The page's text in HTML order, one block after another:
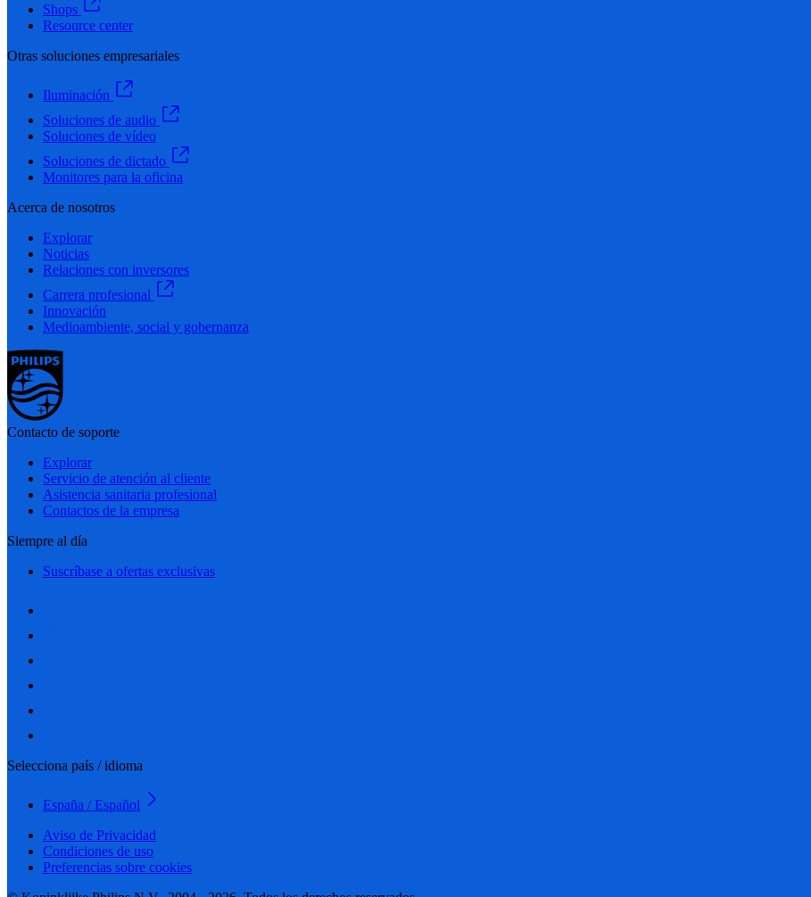
Shops
Resource center
Otras soluciones empresariales
Iluminación
Soluciones de audio
Soluciones de vídeo
Soluciones de dictado
Monitores para la oficina
Acerca de nosotros
Explorar
Noticias
Relaciones con inversores
Carrera profesional
Innovación
Medioambiente, social y gobernanza
Contacto de soporte
Explorar
Servicio de atención al cliente
Asistencia sanitaria profesional
Contactos de la empresa
Siempre al día
Suscríbase a ofertas exclusivas
Selecciona país / idioma
España / Español
Aviso de Privacidad
Condiciones de uso
Preferencias sobre cookies